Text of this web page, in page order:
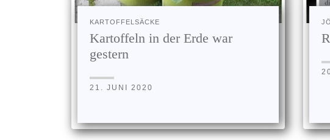
KARTOFFELSÄCKE
Kartoffeln in der Erde war
gestern
21. JUNI 2020